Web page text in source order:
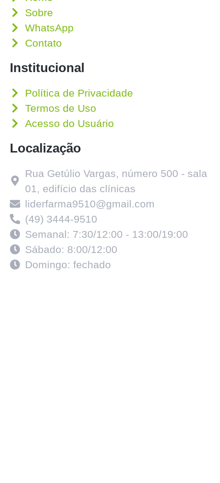
Sobre
WhatsApp
Contato
Institucional
Política de Privacidade
Termos de Uso
Acesso do Usuário
Localização
Rua Getúlio Vargas, número 500 - sala
01, edifício das clínicas
liderfarma9510@gmail.com
(49) 3444-9510
Semanal: 7:30/12:00 - 13:00/19:00
Sábado: 8:00/12:00
Domingo: fechado